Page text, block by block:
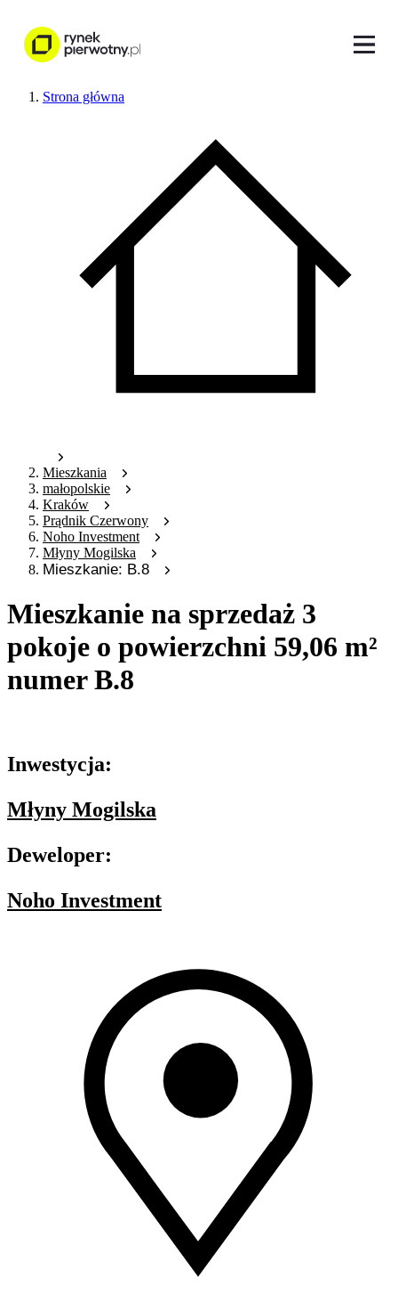
Strona główna
Mieszkania
małopolskie
Kraków
Prądnik Czerwony
Noho Investment
Młyny Mogilska
Mieszkanie: B.8
Mieszkanie na sprzedaż 3
pokoje o powierzchni 59,06 m²
numer B.8
Inwestycja:
Młyny Mogilska
Deweloper:
Noho Investment